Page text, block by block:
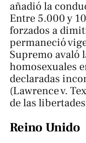
añadió la
Entre 5.000 y
forzados a
permaneció
Supremo avaló
homosexuales
declaradas
(Lawrence v.
de las
Reino Unido